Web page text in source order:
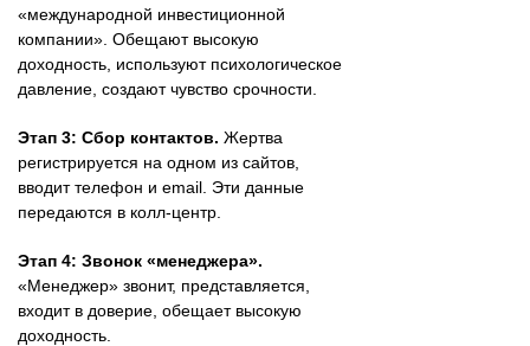
«международной инвестиционной
компании». Обещают высокую
доходность, используют психологическое
давление, создают чувство срочности.
Этап 3: Сбор контактов. Жертва
регистрируется на одном из сайтов,
вводит телефон и email. Эти данные
передаются в колл-центр.
Этап 4: Звонок «менеджера».
«Менеджер» звонит, представляется,
входит в доверие, обещает высокую
доходность.